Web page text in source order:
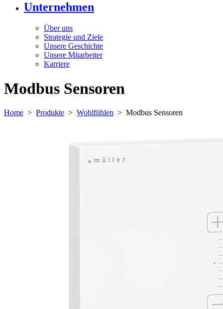
Unternehmen
Über uns
Strategie und Ziele
Unsere Geschichte
Unsere Mitarbeiter
Karriere
Modbus Sensoren
Home > Produkte > Wohlfühlen > Modbus Sensoren